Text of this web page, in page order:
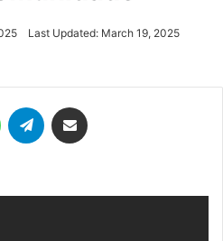
Last Updated: March 19, 2025